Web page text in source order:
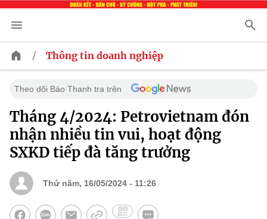
/ Thông tin doanh nghiệp
Theo dõi Báo Thanh tra trên
Tháng 4/2024: Petrovietnam đón
nhận nhiều tin vui, hoạt động
SXKD tiếp đà tăng trưởng
Thứ năm, 16/05/2024 - 11:26